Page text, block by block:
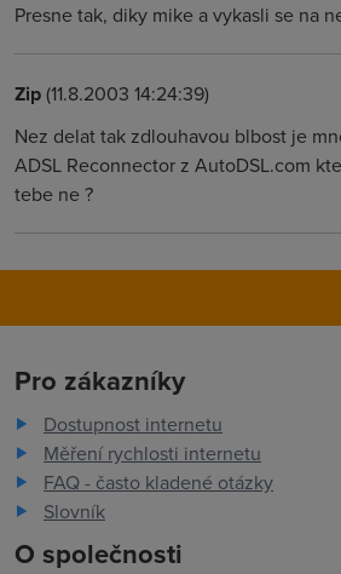
Presne tak, diky mike a vykasli se na
Zip(11.8.2003 14:24:39)
Nez delat tak zdlouhavou blbost je
ADSL Reconnector z AutoDSL.com
tebe ne ?
Pro zákazníky
Dostupnost internetu
Měření rychlosti internetu
FAQ - často kladené otázky
Slovník
O společnosti